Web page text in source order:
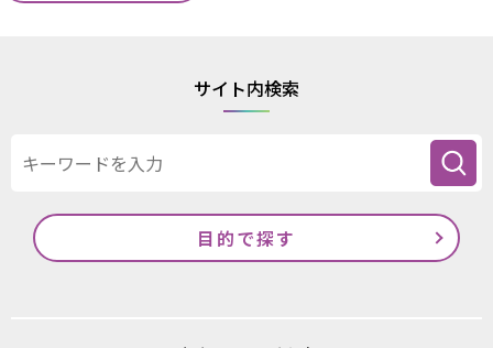
サイト内検索
目的で探す